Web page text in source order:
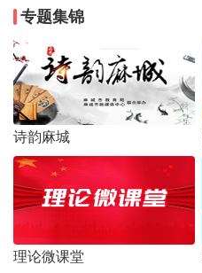
专题集锦
诗韵麻城
理论微课堂